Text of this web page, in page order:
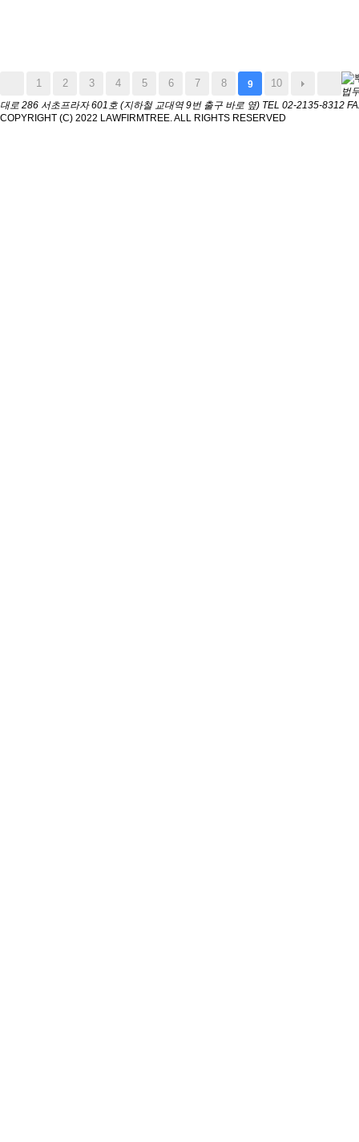
1 2 3 4 5 6 7 8 9 10
법
대로 286 서초프라자 601호 (지하철 교대역 9번 출구 바로 옆) TEL 02-2135-8312
COPYRIGHT (C) 2022 LAWFIRMTREE. ALL RIGHTS RESERVED